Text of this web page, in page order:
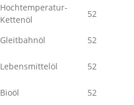
Hochtemperatur-
Kettenöl
52
Gleitbahnöl 52
Lebensmittelöl 52
Bioöl 52